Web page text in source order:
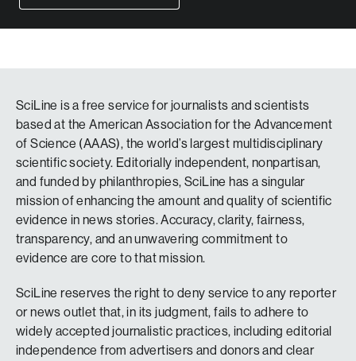
SciLine is a free service for journalists and scientists
based at the American Association for the Advancement
of Science (AAAS), the world’s largest multidisciplinary
scientific society. Editorially independent, nonpartisan,
and funded by philanthropies, SciLine has a singular
mission of enhancing the amount and quality of scientific
evidence in news stories. Accuracy, clarity, fairness,
transparency, and an unwavering commitment to
evidence are core to that mission.
SciLine reserves the right to deny service to any reporter
or news outlet that, in its judgment, fails to adhere to
widely accepted journalistic practices, including editorial
independence from advertisers and donors and clear